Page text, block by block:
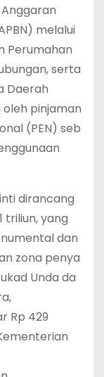
melalui
Perumahan
serta
Daerah
oleh pinjaman
(PEN) seb
dirancang
triliun, yang
dan
zona penya
Unda da
Rp 429